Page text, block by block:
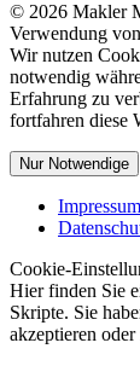
© 2026 Makler
Verwendung
Wir nutzen
notwendig
Erfahrung zu
fortfahren diese
Nur Notwendige
Impressum
Cookie-
Hier finden Sie
Skripte. Sie
akzeptieren